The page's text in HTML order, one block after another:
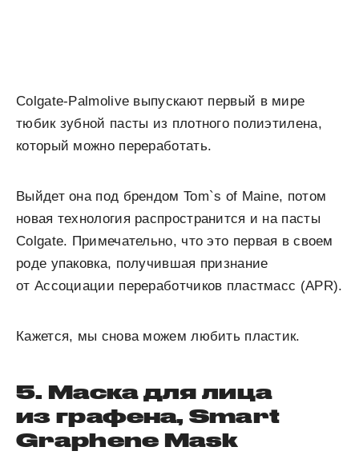
Colgate-Palmolive выпускают первый в мире
тюбик зубной пасты из плотного полиэтилена,
который можно переработать.
Выйдет она под брендом Tom`s of Maine, потом
новая технология распространится и на пасты
Colgate. Примечательно, что это первая в своем
роде упаковка, получившая признание
от Ассоциации переработчиков пластмасс (APR).
Кажется, мы снова можем любить пластик.
5. Маска для лица
из графена, Smart
Graphene Mask